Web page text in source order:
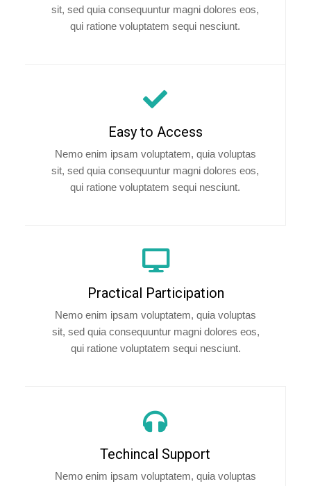
sit, sed quia consequuntur magni dolores eos,
qui ratione voluptatem sequi nesciunt.
Easy to Access
Nemo enim ipsam voluptatem, quia voluptas
sit, sed quia consequuntur magni dolores eos,
qui ratione voluptatem sequi nesciunt.
Practical Participation
Nemo enim ipsam voluptatem, quia voluptas
sit, sed quia consequuntur magni dolores eos,
qui ratione voluptatem sequi nesciunt.
Techincal Support
Nemo enim ipsam voluptatem, quia voluptas